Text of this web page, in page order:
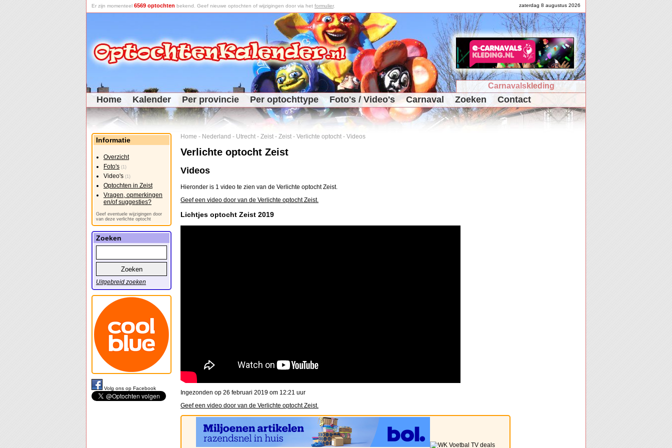
zaterdag 8 augustus 2026
Er zijn momenteel 6569 optochten bekend. Geef nieuwe optochten of wijzigingen door via het formulier.
Carnavalskleding
Home Kalender Per provincie Per optochttype Foto's / Video's Carnaval Zoeken Contact
Home - Nederland - Utrecht - Zeist - Zeist - Verlichte optocht - Videos
Verlichte optocht Zeist
Videos
Hieronder is 1 video te zien van de Verlichte optocht Zeist.
Geef een video door van de Verlichte optocht Zeist.
Lichtjes optocht Zeist 2019
Ingezonden op 26 februari 2019 om 12:21 uur
Geef een video door van de Verlichte optocht Zeist.
Informatie
Overzicht
Foto's (1)
Video's (1)
Optochten in Zeist
Vragen, opmerkingen
en/of suggesties?
Geef eventuele wijzigingen door
van deze verlichte optocht
Zoeken
Uitgebreid zoeken
Volg ons op Facebook